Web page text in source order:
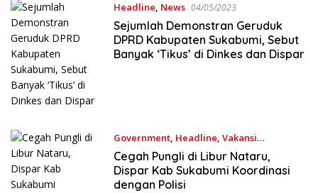
Headline, News 04/05/2023
Sejumlah Demonstran Geruduk
DPRD Kabupaten Sukabumi, Sebut
Banyak ‘Tikus’ di Dinkes dan Dispar
Government, Headline, Vakansi
12/12/2022
Cegah Pungli di Libur Nataru,
Dispar Kab Sukabumi Koordinasi
dengan Polisi